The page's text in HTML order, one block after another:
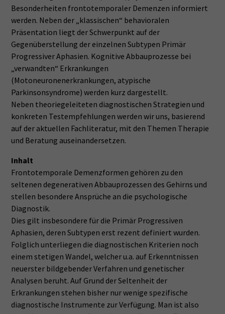
Besonderheiten frontotemporaler Demenzen informiert
werden. Neben der „klassischen“ behavioralen
Präsentation liegt der Schwerpunkt auf der
Gegenüberstellung der einzelnen Subtypen Primär
Progressiver Aphasien. Kognitive Abbauprozesse bei
„verwandten“ Erkrankungen
(Motoneuronenerkrankungen, atypische
Parkinsonsyndrome) werden kurz dargestellt.
Neben theoriegeleiteten diagnostischen Strategien und
konkreten Testempfehlungen werden wir uns, basierend
auf der aktuellen Fachliteratur, mit den Themen Therapie
und Beratung auseinandersetzen.
Inhalt
Frontotemporale Demenzformen gehören zu den
seltenen degenerativen Abbauprozessen des Gehirns und
stellen besondere Ansprüche an die psychologische
Diagnostik.
Dies gilt insbesondere für die Primär Progressiven
Aphasien, deren Subtypen erst rezent definiert wurden.
Folglich unterliegen die diagnostischen Kriterien noch
einem stetigen Wandel, welcher u.a. auf Erkenntnissen
neuerster bildgebender Verfahren und genetischer
Analysen beruht. Auf Grund der Seltenheit der
Erkrankungen stehen bisher nur wenige spezifische
diagnostische Instrumente zur Verfügung. Man ist also